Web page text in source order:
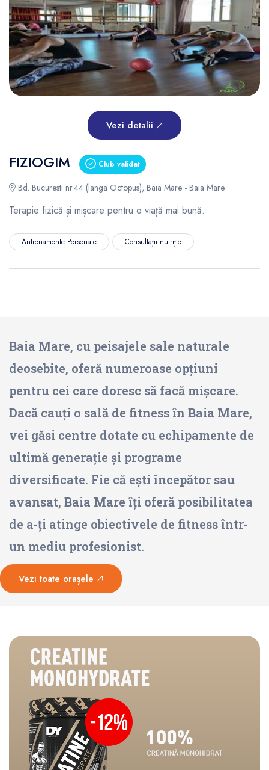
Vezi detalii
FIZIOGIM Club validat
Bd. Bucuresti nr.44 (langa Octopus), Baia Mare - Baia Mare
Terapie fizică și mișcare pentru o viață mai bună.
Antrenamente Personale Consultații nutriție
Baia Mare, cu peisajele sale naturale
deosebite, oferă numeroase opțiuni
pentru cei care doresc să facă mișcare.
Dacă cauți o sală de fitness în Baia Mare,
vei găsi centre dotate cu echipamente de
ultimă generație și programe
diversificate. Fie că ești începător sau
avansat, Baia Mare îți oferă posibilitatea
de a-ți atinge obiectivele de fitness într-
un mediu profesionist.
Vezi toate orașele